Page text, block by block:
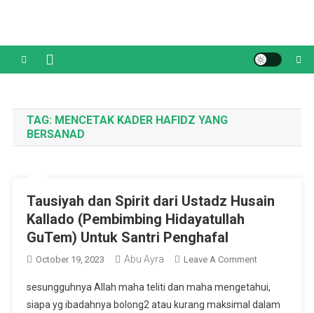
TAG: MENCETAK KADER HAFIDZ YANG
BERSANAD
Tausiyah dan Spirit dari Ustadz Husain
Kallado (Pembimbing Hidayatullah
GuTem) Untuk Santri Penghafal
October 19, 2023 Abu Ayra Leave A CommentOn
Dan
Spirit
sesungguhnya Allah maha teliti dan maha mengetahui,
siapa yg ibadahnya bolong2 atau kurang maksimal dalam